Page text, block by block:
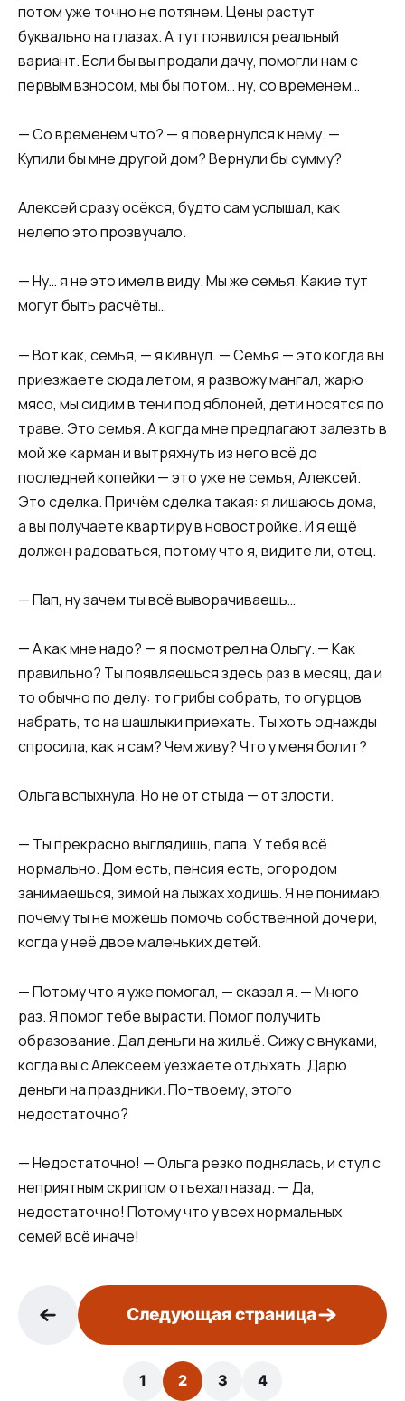
потом уже точно не потянем. Цены растут
буквально на глазах. А тут появился реальный
вариант. Если бы вы продали дачу, помогли нам с
первым взносом, мы бы потом… ну, со временем…
— Со временем что? — я повернулся к нему. —
Купили бы мне другой дом? Вернули бы сумму?
Алексей сразу осёкся, будто сам услышал, как
нелепо это прозвучало.
— Ну… я не это имел в виду. Мы же семья. Какие тут
могут быть расчёты…
— Вот как, семья, — я кивнул. — Семья — это когда вы
приезжаете сюда летом, я развожу мангал, жарю
мясо, мы сидим в тени под яблоней, дети носятся по
траве. Это семья. А когда мне предлагают залезть в
мой же карман и вытряхнуть из него всё до
последней копейки — это уже не семья, Алексей.
Это сделка. Причём сделка такая: я лишаюсь дома,
а вы получаете квартиру в новостройке. И я ещё
должен радоваться, потому что я, видите ли, отец.
— Пап, ну зачем ты всё выворачиваешь…
— А как мне надо? — я посмотрел на Ольгу. — Как
правильно? Ты появляешься здесь раз в месяц, да и
то обычно по делу: то грибы собрать, то огурцов
набрать, то на шашлыки приехать. Ты хоть однажды
спросила, как я сам? Чем живу? Что у меня болит?
Ольга вспыхнула. Но не от стыда — от злости.
— Ты прекрасно выглядишь, папа. У тебя всё
нормально. Дом есть, пенсия есть, огородом
занимаешься, зимой на лыжах ходишь. Я не понимаю,
почему ты не можешь помочь собственной дочери,
когда у неё двое маленьких детей.
— Потому что я уже помогал, — сказал я. — Много
раз. Я помог тебе вырасти. Помог получить
образование. Дал деньги на жильё. Сижу с внуками,
когда вы с Алексеем уезжаете отдыхать. Дарю
деньги на праздники. По-твоему, этого
недостаточно?
— Недостаточно! — Ольга резко поднялась, и стул с
неприятным скрипом отъехал назад. — Да,
недостаточно! Потому что у всех нормальных
семей всё иначе!
Следующая страница
1 2 3 4